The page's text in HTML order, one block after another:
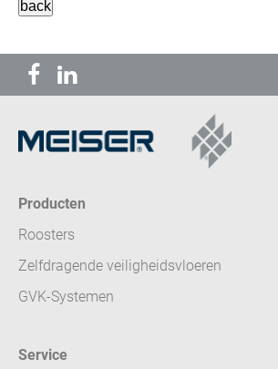
Producten
Roosters
Zelfdragende veiligheidsvloeren
GVK-Systemen
Service